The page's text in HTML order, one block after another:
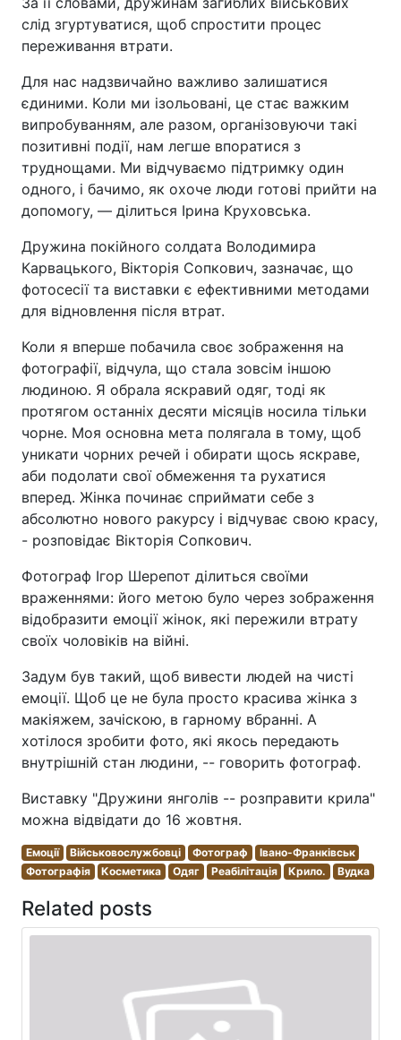
слід згуртуватися, щоб спростити процес
переживання втрати.
Для нас надзвичайно важливо залишатися
єдиними. Коли ми ізольовані, це стає важким
випробуванням, але разом, організовуючи такі
позитивні події, нам легше впоратися з
труднощами. Ми відчуваємо підтримку один
одного, і бачимо, як охоче люди готові прийти на
допомогу, — ділиться Ірина Круховська.
Дружина покійного солдата Володимира
Карвацького, Вікторія Сопкович, зазначає, що
фотосесії та виставки є ефективними методами
для відновлення після втрат.
Коли я вперше побачила своє зображення на
фотографії, відчула, що стала зовсім іншою
людиною. Я обрала яскравий одяг, тоді як
протягом останніх десяти місяців носила тільки
чорне. Моя основна мета полягала в тому, щоб
уникати чорних речей і обирати щось яскраве,
аби подолати свої обмеження та рухатися
вперед. Жінка починає сприймати себе з
абсолютно нового ракурсу і відчуває свою красу,
- розповідає Вікторія Сопкович.
Фотограф Ігор Шерепот ділиться своїми
враженнями: його метою було через зображення
відобразити емоції жінок, які пережили втрату
своїх чоловіків на війні.
Задум був такий, щоб вивести людей на чисті
емоції. Щоб це не була просто красива жінка з
макіяжем, зачіскою, в гарному вбранні. А
хотілося зробити фото, які якось передають
внутрішній стан людини, -- говорить фотограф.
Виставку "Дружини янголів -- розправити крила"
можна відвідати до 16 жовтня.
Емоції Військовослужбовці Фотограф
Івано-Франківськ
Фотографія
Косметика Одяг Реабілітація Крило. Вудка
Related posts